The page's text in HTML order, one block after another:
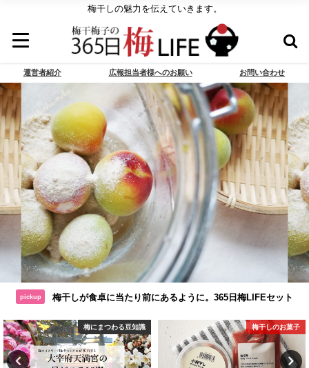
梅干しの魅力を伝えていきます。
運営者紹介 広報担当者様へのお願い お問い合わせ
pickup 梅干しが食卓に当たり前にあるように。365日梅LIFEセット
梅干しのお菓子 梅にまつわる豆知